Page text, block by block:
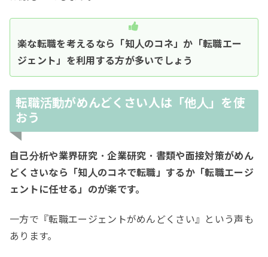
楽な転職を考えるなら「知人のコネ」か「転職エー
ジェント」を利用する方が多いでしょう
転職活動がめんどくさい人は「他人」を使
おう
自己分析や業界研究・企業研究・書類や面接対策がめん
どくさいなら「知人のコネで転職」するか「転職エージ
ェントに任せる」のが楽です。
一方で『転職エージェントがめんどくさい』という声も
あります。